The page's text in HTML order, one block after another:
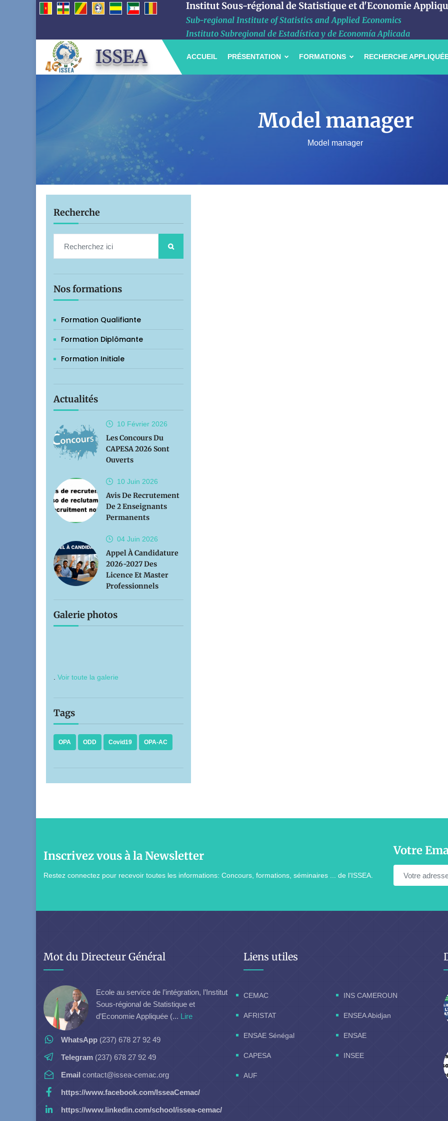
Institut Sous-régional de Statistique et d'Economie
Sub-regional Institute of Statistics and Applied Economics
Instituto Subregional de Estadística y de Economía Aplicada
ISSEA ACCUEIL PRÉSENTATION FORMATIONS RECHERCHE
Model manager
Model manager
Recherche
Nos formations
Formation Qualifiante
Formation Diplômante
Formation Initiale
Actualités
10 Février 2026
Les Concours Du
CAPESA 2026 Sont
Ouverts
10 Juin 2026
Avis De Recrutement
De 2 Enseignants
Permanents
04 Juin 2026
Appel À Candidature
2026-2027 Des
Licence Et Master
Professionnels
Galerie photos
Voir toute la galerie
Tags
OPA ODD Covid19 OPA-AC
Inscrivez vous à la Newsletter
Restez connectez pour recevoir toutes les informations: Concours, formations, séminaires ... de l'ISSEA.
Votre
Mot du Directeur Général
Ecole au service de l’intégration, l’Institut
Sous-régional de Statistique et
d’Economie Appliquée (... Lire
WhatsApp (237) 678 27 92 49
Telegram (237) 678 27 92 49
Email contact@issea-cemac.org
https://www.facebook.com/IsseaCemac/
https://www.linkedin.com/school/issea-cemac/
Liens utiles
CEMAC INS CAMEROUN
AFRISTAT ENSEA Abidjan
ENSAE Sénégal ENSAE
CAPESA INSEE
AUF